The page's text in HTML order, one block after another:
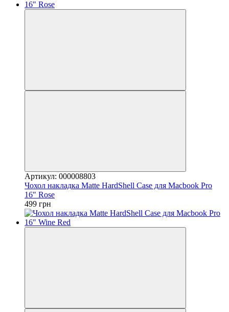
Артикул: 000008803
Чохол накладка Matte HardShell Case для Macbook Pro
16" Rose
499 грн